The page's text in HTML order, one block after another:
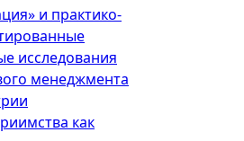
и практико-
исследования
менеджмента
как